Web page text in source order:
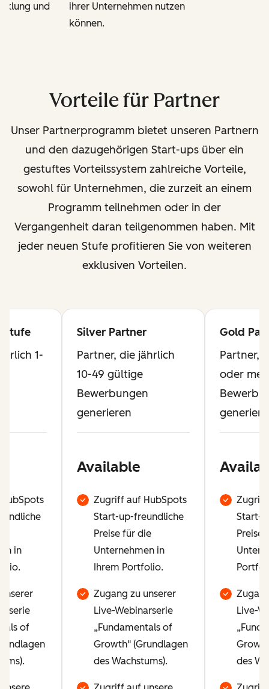
und
ihrer Unternehmen nutzen
können.
Vorteile für Partner
Unser Partnerprogramm bietet unseren Partnern
und den dazugehörigen Start-ups über ein
gestuftes Vorteilssystem zahlreiche Vorteile,
sowohl für Unternehmen, die zurzeit an einem
Programm teilnehmen oder in der
Vergangenheit daran teilgenommen haben. Mit
jeder neuen Stufe profitieren Sie von weiteren
exklusiven Vorteilen.
Stufe
1-
in
of
Silver Partner
Partner, die jährlich
10-49 gültige
Bewerbungen
generieren
Available
Zugriff auf HubSpots
Start-up-freundliche
Preise für die
Unternehmen in
Ihrem Portfolio.
Zugang zu unserer
Live-Webinarserie
„Fundamentals of
Growth" (Grundlagen
des Wachstums).
Gold
Partner,
oder
Zugriff
Start-
Preise
Live-
des